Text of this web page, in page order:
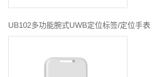
UB102多功能腕式UWB定位标签/定位手表